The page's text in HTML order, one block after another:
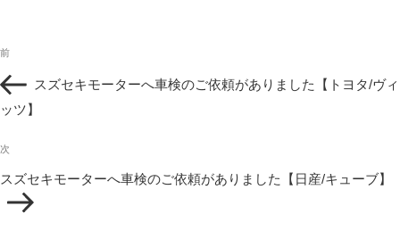
稿
ナ
ビ
ゲ
シ
ン
過
の
投
前
スズセキモーターへ車検のご依頼がありました【トヨタ/ヴィ
ッツ】
次
投
稿
次
スズセキモーターへ車検のご依頼がありました【日産/キューブ】